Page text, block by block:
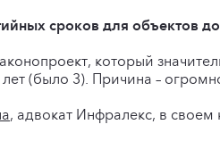
сроков для объектов
который
(было 3). Причина –
, адвокат Инфралекс, в